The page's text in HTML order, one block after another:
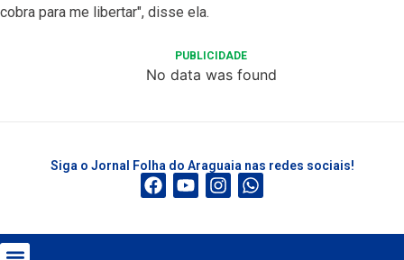
cobra para me libertar", disse ela.
PUBLICIDADE
No data was found
Siga o Jornal Folha do Araguaia nas redes sociais!